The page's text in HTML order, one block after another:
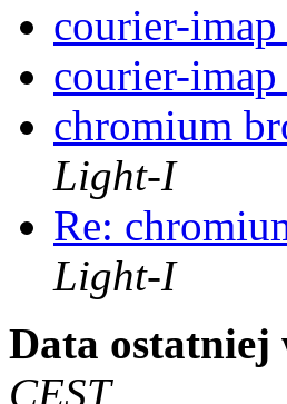
courier-
courier-
chromium
Light-I
Re:
Light-I
Data ostatniej
CEST